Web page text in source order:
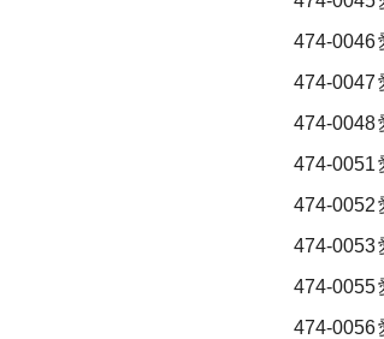
474-0046
474-0047
474-0048
474-0051
474-0052
474-0053
474-0055
474-0056